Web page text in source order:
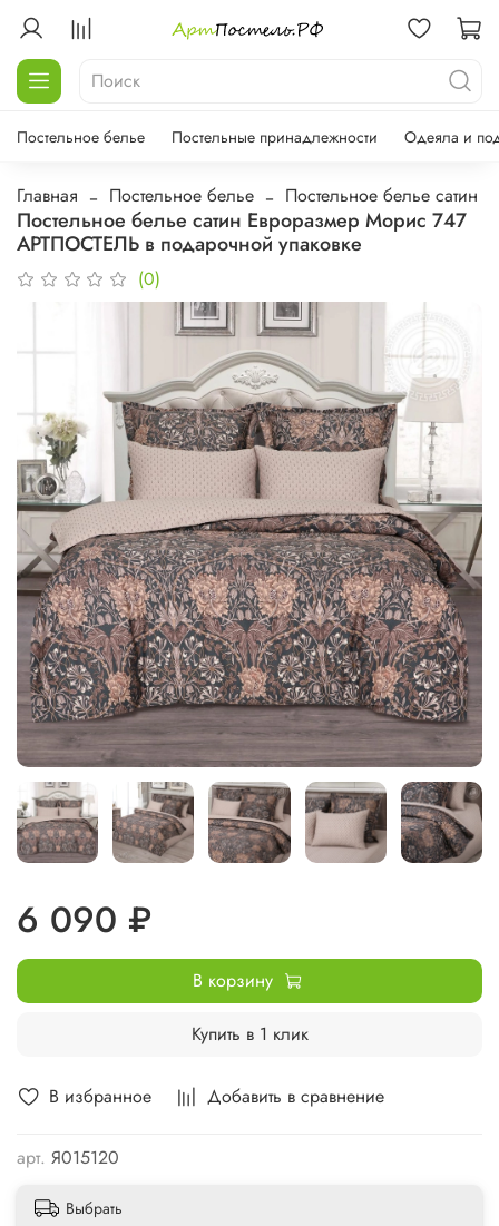
Постельное белье Постельные принадлежности Одеяла и
Главная Постельное белье Постельное белье сатин
Постельное белье сатин Евроразмер Морис 747
АРТПОСТЕЛЬ в подарочной упаковке
(0)
В избранное Добавить в сравнение
арт. Я015120
6 090 ₽
В корзину
Купить в 1 клик
Выбрать